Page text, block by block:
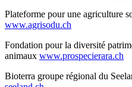
Plateforme pour une agriculture
www.agrisodu.ch
Fondation pour la diversité
animaux www.prospecierara.ch
Bioterra groupe régional du